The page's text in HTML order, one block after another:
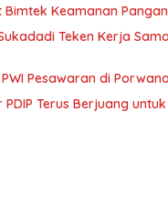
Bimtek Keamanan
Teken Kerja
Pesawaran di
Terus Berjuang